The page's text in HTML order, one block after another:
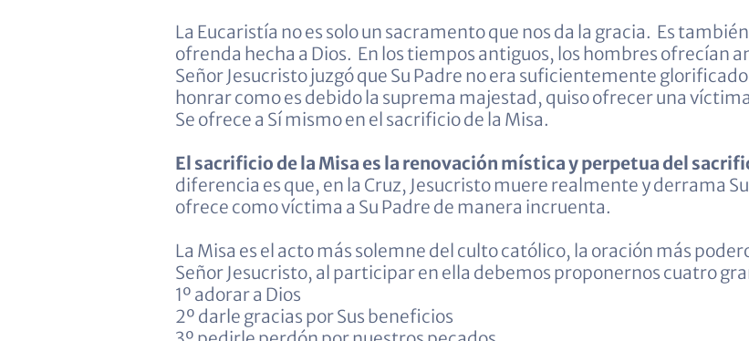
La Eucaristía no es solo un sacramento que nos da la gracia. Es
ofrenda hecha a Dios. En los tiempos antiguos, los hombres ofrecían
Señor Jesucristo juzgó que Su Padre no era suficientemente
honrar como es debido la suprema majestad, quiso ofrecer una
Se ofrece a Sí mismo en el sacrificio de la Misa.
El sacrificio de la Misa es la renovación mística y perpetua del
diferencia es que, en la Cruz, Jesucristo muere realmente y derrama
ofrece como víctima a Su Padre de manera incruenta.
La Misa es el acto más solemne del culto católico, la oración más
Señor Jesucristo, al participar en ella debemos proponernos cuatro
1º adorar a Dios
2º darle gracias por Sus beneficios